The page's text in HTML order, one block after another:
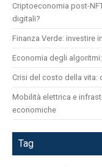
Criptoeconomia post-
digitali?
Finanza Verde: investire
Economia degli
Crisi del costo della
Mobilità elettrica e
economiche
Tag